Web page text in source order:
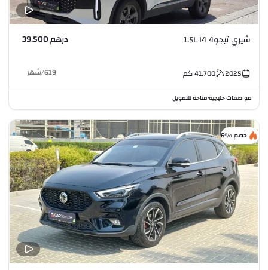
شيري تيجو4 1.5L I4 درهم 39,500
2025
41,700كم 619
/شهر
مواصفات خليجية•متاحة للتمويل
خصم %6